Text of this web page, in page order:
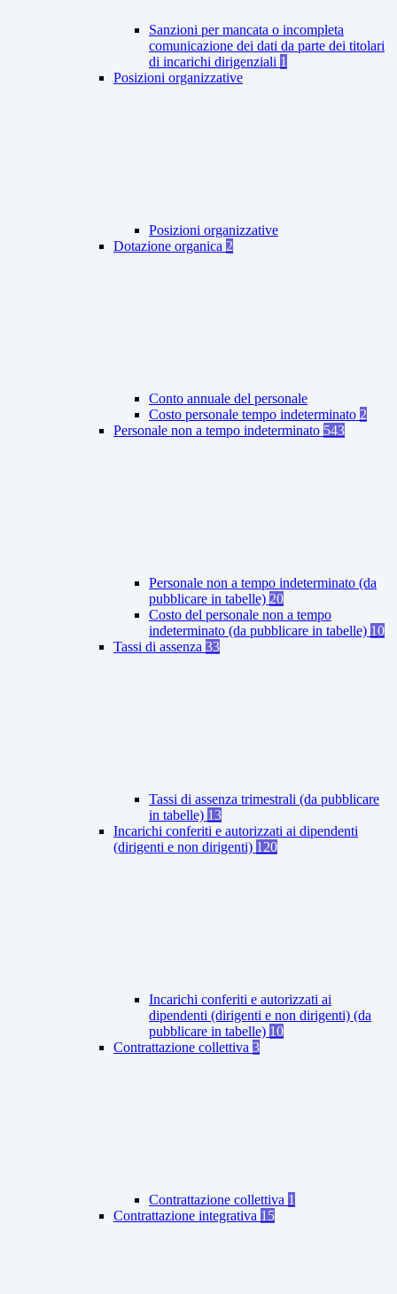
Sanzioni per mancata o incompleta
comunicazione dei dati da parte dei titolari
di incarichi dirigenziali 1
Posizioni organizzative
Posizioni organizzative
Dotazione organica 2
Conto annuale del personale
Costo personale tempo indeterminato 2
Personale non a tempo indeterminato 543
Personale non a tempo indeterminato (da
pubblicare in tabelle) 20
Costo del personale non a tempo
indeterminato (da pubblicare in tabelle) 10
Tassi di assenza 33
Tassi di assenza trimestrali (da pubblicare
in tabelle) 13
Incarichi conferiti e autorizzati ai dipendenti
(dirigenti e non dirigenti) 120
Incarichi conferiti e autorizzati ai
dipendenti (dirigenti e non dirigenti) (da
pubblicare in tabelle) 10
Contrattazione collettiva 3
Contrattazione collettiva 1
Contrattazione integrativa 15